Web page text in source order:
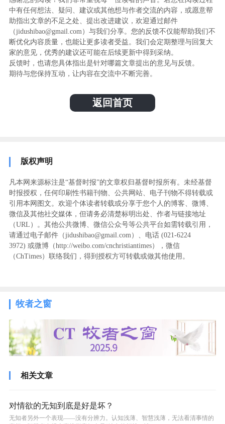
中有任何想法、疑问、建议或其他想与作者交流的内容，或愿意帮
助指出文章的不足之处、提出改进建议，欢迎通过邮件
（jidushibao@gmail.com）与我们分享。您的反馈不仅能帮助我们不
断优化内容质量，也能让更多读者受益。我们会定期整理与回复大
家的意见，优秀的建议还可能在后续更新中得到采纳。
反馈时，也请您具体指出是针对哪篇文章提出的意见与反馈。
期待与您保持互动，让内容在交流中不断完善。
返回首页
版权声明
凡本网来源标注是“基督时报”的文章权归基督时报所有。未经基督
时报授权，任何印刷性书籍刊物、公共网站、电子刊物不得转载或
引用本网图文。欢迎个体读者转载或分享于您个人的博客、微博、
微信及其他社交媒体，但请务必清楚标明出处、作者与链接地址
（URL）。其他公共微博、微信公众号等公共平台如需转载引用，
请通过电子邮件（jidushibao@gmail.com）、电话 (021-6224
3972) ‬或微博（http://weibo.com/cnchristiantimes），微信
（ChTimes）联络我们，得到授权方可转载或做其他使用。
牧者之窗
相关文章
对情欲的无知到底是好是坏？
无知者另外一个表现——没有分辨力。认知浅薄、智慧浅薄，无法看清事情的